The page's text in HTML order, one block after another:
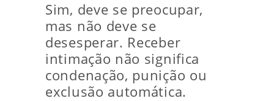
Sim, deve se preocupar,
mas não deve se
desesperar. Receber
intimação não significa
condenação, punição ou
exclusão automática.